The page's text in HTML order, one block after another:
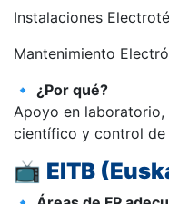
Instalaciones
Mantenimiento
🔹 ¿Por qué?
Apoyo en laboratorio,
científico y control de
📺 EITB